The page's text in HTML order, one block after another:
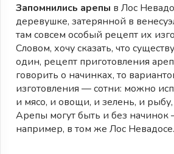
Запомнились арепы в Лос
деревушке, затерянной в
там совсем особый рецепт их
Словом, хочу сказать, что
один, рецепт приготовления
говорить о начинках, то
изготовления — сотни: можно
и мясо, и овощи, и зелень, и
Арепы могут быть и без
например, в том же Лос Невадосе.